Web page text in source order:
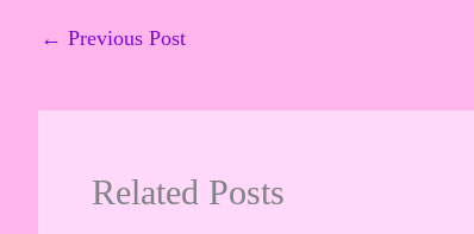
← Previous Post
Related Posts